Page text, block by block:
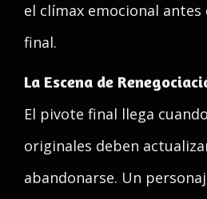
el clímax emocional antes
final.
La Escena de
El pivote final llega
originales deben
abandonarse. Un